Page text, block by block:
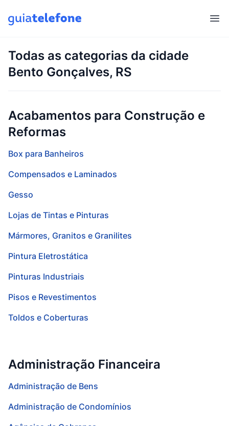
Todas as categorias da cidade
Bento Gonçalves, RS
Acabamentos para Construção e
Reformas
Box para Banheiros
Compensados e Laminados
Gesso
Lojas de Tintas e Pinturas
Mármores, Granitos e Granilites
Pintura Eletrostática
Pinturas Industriais
Pisos e Revestimentos
Toldos e Coberturas
Administração Financeira
Administração de Bens
Administração de Condomínios